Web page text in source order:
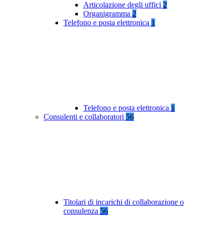
Articolazione degli uffici 2
Organigramma 2
Telefono e posta elettronica 1
Telefono e posta elettronica 1
Consulenti e collaboratori 56
Titolari di incarichi di collaborazione o
consulenza 56